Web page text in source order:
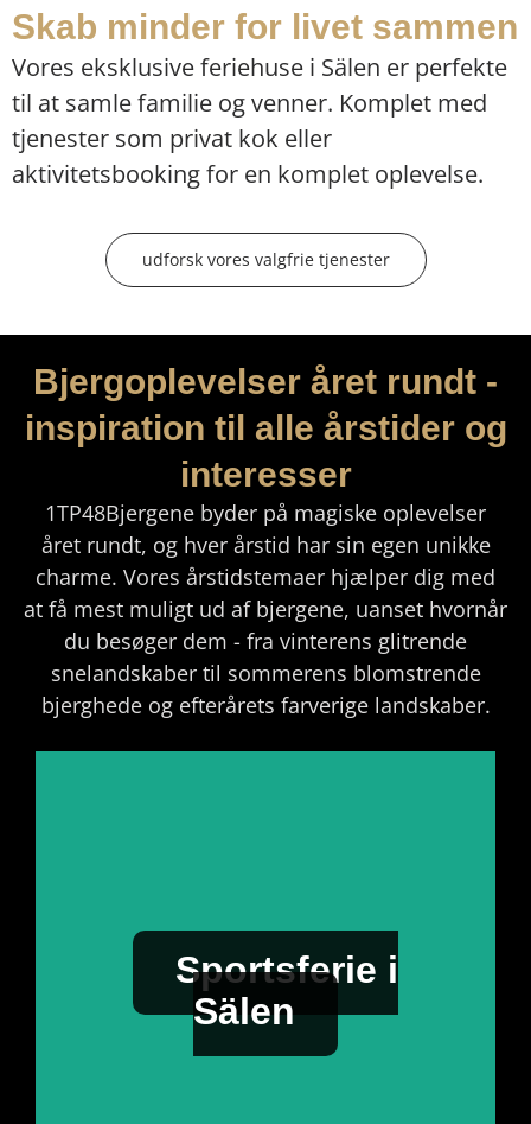
Skab minder for livet sammen
Vores eksklusive feriehuse i Sälen er perfekte
til at samle familie og venner. Komplet med
tjenester som privat kok eller
aktivitetsbooking for en komplet oplevelse.
udforsk vores valgfrie tjenester
Bjergoplevelser året rundt -
inspiration til alle årstider og
interesser
1TP48Bjergene byder på magiske oplevelser
året rundt, og hver årstid har sin egen unikke
charme. Vores årstidstemaer hjælper dig med
at få mest muligt ud af bjergene, uanset hvornår
du besøger dem - fra vinterens glitrende
snelandskaber til sommerens blomstrende
bjerghede og efterårets farverige landskaber.
Sportsferie i
Sälen
familievenlige aktivitetstips og nærhed til
skiskoler. Book tidligt - dette er vores
mest populære periode med begrænset
tilgængelighed!